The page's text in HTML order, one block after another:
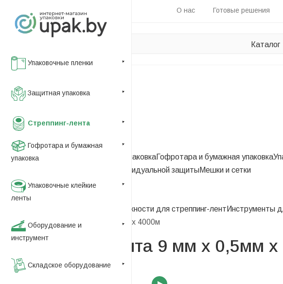
О нас Готовые решения
Каталог
Упаковочные пленки
Защитная упаковка
Стреппинг-лента
Гофротара и бумажная
упаковка
Упаковочные клейкие
ленты
Оборудование и
инструмент
Складское оборудование
Главная
Каталог
—
Стреппинг-лента
Упаковочные пленки
Защитная упаковкаГофротара и бумажная упаковка
Средства индивидуальной защитыМешки и сетки
—
Лента полипропиленовая
Принадлежности для стреппинг-лент Инструменты
—Стреппинг-лента 9 мм х 0,5мм х 4000м
Стреппинг-лента 9 мм х 0,5мм